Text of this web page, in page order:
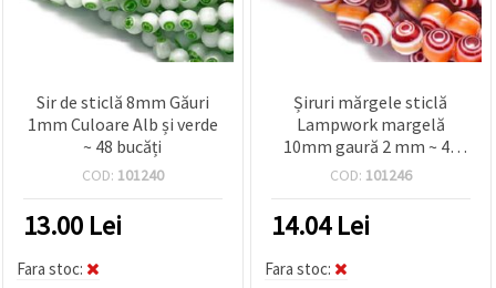
Sir de sticlă 8mm Găuri
1mm Culoare Alb și verde
~ 48 bucăți
COD: 101240
13.00 Lei
Fara stoc:
Șiruri mărgele sticlă
Lampwork margelă
10mm gaură 2 mm ~ 40
bucăți
COD: 101246
14.04Lei
Fara stoc: